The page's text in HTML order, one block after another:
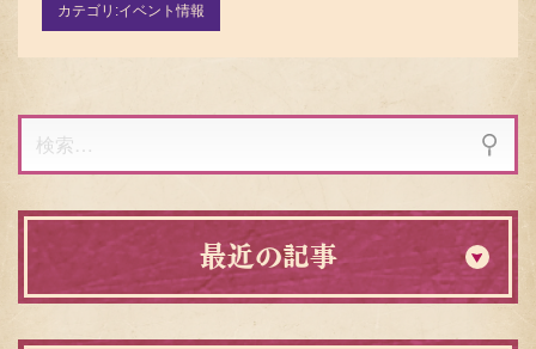
カテゴリ:イベント情報
索:
最近の記事